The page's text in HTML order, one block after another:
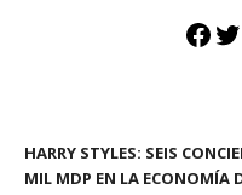
HARRY STYLES: SEIS
MIL MDP EN LA ECONOMÍA